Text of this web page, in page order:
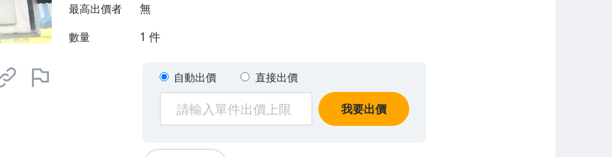
最高出價者 無
數量 1 件
自動出價 直接出價
我要出價